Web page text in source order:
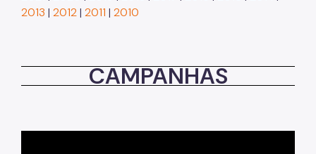
Serviços
2013 | 2012| 2011 | 2010
CAMPANHAS